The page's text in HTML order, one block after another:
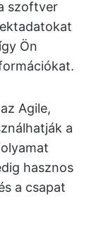
szoftver
Ön
Agile,
a
hasznos
a csapat